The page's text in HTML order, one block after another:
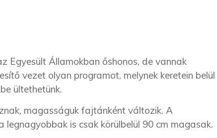
Egyesült Államokban őshonos, de vannak
vezet olyan programot, melynek keretein belül
ültethetünk.
magasságuk fajtánként változik. A
is csak körülbelül 90 cm magasak.